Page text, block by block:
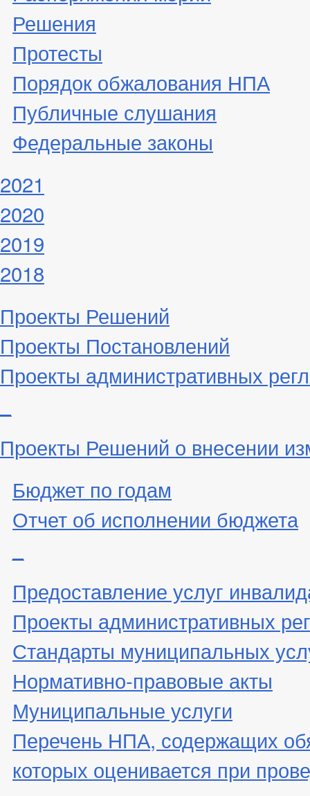
Решения
Протесты
Порядок обжалования НПА
Публичные слушания
Федеральные законы
2021
2020
2019
2018
Проекты Решений
Проекты Постановлений
Проекты административных
Проекты Решений о внесении
Бюджет по годам
Отчет об исполнении бюджета
Предоставление услуг
Проекты административных
Стандарты муниципальных
Нормативно-правовые акты
Муниципальные услуги
Перечень НПА, содержащих
которых оценивается при